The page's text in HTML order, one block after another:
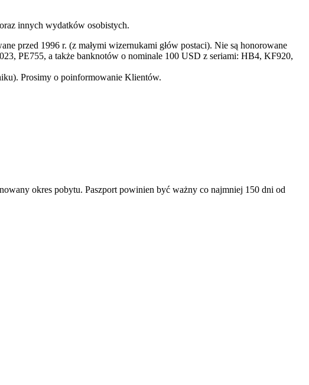
innych wydatków osobistych.
przed 1996 r. (z małymi wizernukami głów postaci). Nie są honorowane
PE755, a także banknotów o nominale 100 USD z seriami: HB4, KF920,
Prosimy o poinformowanie Klientów.
okres pobytu. Paszport powinien być ważny co najmniej 150 dni od